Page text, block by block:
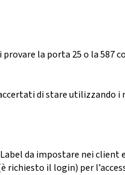
la porta 25 o la 587
di stare utilizzando
da impostare nei
richiesto il login) per